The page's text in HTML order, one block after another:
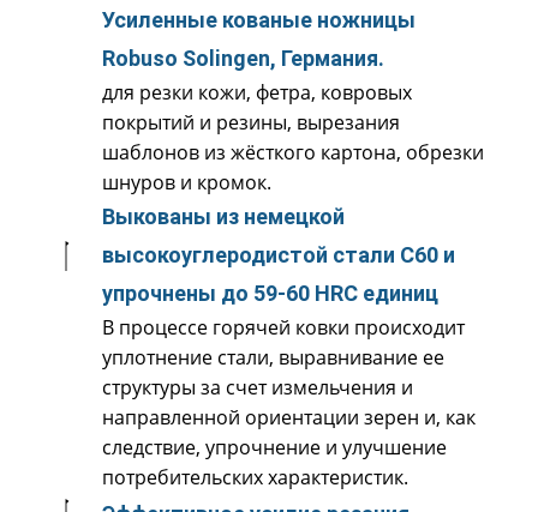
Усиленные кованые ножницы
Robuso Solingen, Германия.
для резки кожи, фетра, ковровых
покрытий и резины, вырезания
шаблонов из жёсткого картона, обрезки
шнуров и кромок.
Выкованы из немецкой
высокоуглеродистой стали С60 и
упрочнены до 59-60 HRC единиц
В процессе горячей ковки происходит
уплотнение стали, выравнивание ее
структуры за счет измельчения и
направленной ориентации зерен и, как
следствие, упрочнение и улучшение
потребительских характеристик.